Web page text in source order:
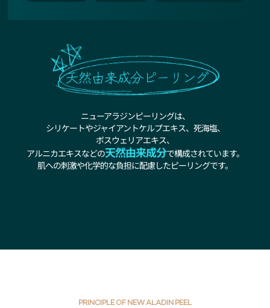
ニューアラジンピーリングは、
シリケートやジャイアントケルプエキス、死海塩、
ボスウェリアエキス、
アルニカエキスなどの天然由来成分で構成されています。
肌への刺激や化学的な負担に配慮したピーリングです。
PRINCIPLE OF NEW ALADIN PEEL